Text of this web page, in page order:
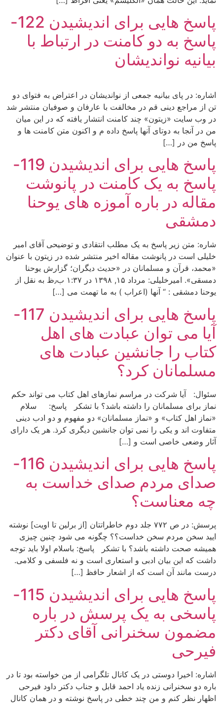
پاسخ هایی برای اندیشیدن 122-
پاسخ به دو کامنت در ارتباط با
بیانیه نواندیشان
اشاره: در پای بیانیه جمعی از نواندیشان در اعتراض به فتوای دو
تن از مراجع دینی قم در مخالفت با عارفان و صوفیان منتشر شد
در وب سایت «زیتون» چند کامنت انتشار یافته که در این میان
من در آنجا به دوتای آنها پاسخ داده م و اکنون متن کامنت ها و
پاسخ من در […]
پاسخ هایی برای اندیشیدن 119-
پاسخ به یک کامنت در پانوشت
مقاله در باره آموزه های یوحنا
دمشقی
شاره: متن زیر پاسخ به یک مطلب انتقادی و توضیحی آقای امیر
خلیلی است در پانوشت مقاله اخیر منتشر شده در زیتون با عنوان
«محمد، قرآن و مسلمانان در «حدیث دیگران؛ گزارش یوحنا
دمسقی». امیرخلیلی: مرداد ۱۵, ۱۳۹۸ در ۱:۳۷ ب٫ظ به نقل از
یوحنا دمشقی : “ آنها (اعراب ) به ما تهمت می […]
پاسخ هایی برای اندیشیدن 117-
آیا می توان عبادت های اهل
کتاب را جانشین عبادت های
مسلمانان کرد؟
سئوال: آیا شرکت در مراسم نمازهای اهل کتاب می تواند حکم
نماز برای مسلمانان را داشته باشد؟ با تشکر پاسخ: سلام
«نماز اهل کتاب» و «نماز مسلمانان» دو مفهوم و دو ادب دینی
متفاوت اند و یکی را نمی توان جانشین دیگری کرذ. هر یک دارای
آثار وضعی خاصی است و […]
پاسخ هایی برای اندیشیدن 116-
صدای مردم صدای خداست به
چه معناست؟
پرسش: در ص ۷۷۲ جلد دوم خاطراتتان [از برلین تا اویت] نوشته
ایید سخن مردم سخن خداست؟؟ چگونه می شود چنین چیزی
همیشه صحت داشته باشد؟ با تشکر پاسخ: باسلام اولا باید توجه
داشت که این بیان ادبی و استعاری است و نه فلسفی و کلامی.
درست مانند آن است که از اشعار حافظ […]
پاسخ هایی برای اندیشیدن 115-
پاسخی به یک پرسش در باره
مضمون سخنرانی آقای دکتر
فیرحی
اشاره: اخیرا دوستی در یک کانال تلگرامی از من خواسته بود تا در
باره دو سخنرانی زنده یاد احمد قابل و جناب دکتر داود فیرحی
اظهار نظر کنم و من چند خطی در پاسخ نوشته و در همان کانال